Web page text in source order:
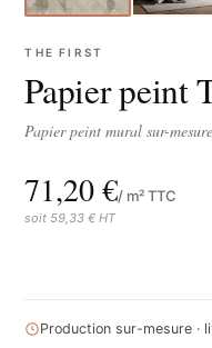
THE FIRST
Papier peint
Papier peint mural sur-
71,20 €/ m² TTC
soit 59,33 € HT
Production sur-mesure ·